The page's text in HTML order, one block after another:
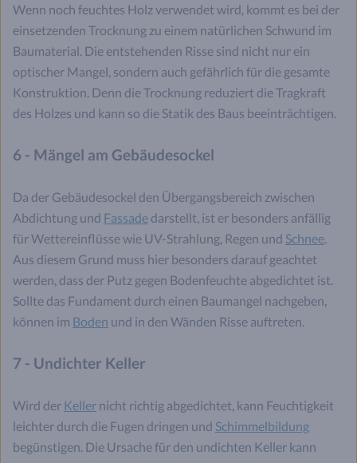
Wenn noch feuchtes Holz verwendet wird, kommt es bei der
einsetzenden Trocknung zu einem natürlichen Schwund im
Baumaterial. Die entstehenden Risse sind nicht nur ein
optischer Mangel, sondern auch gefährlich für die gesamte
Konstruktion. Denn die Trocknung reduziert die Tragkraft
des Holzes und kann so die Statik des Baus beeinträchtigen.
6 - Mängel am Gebäudesockel
Da der Gebäudesockel den Übergangsbereich zwischen
Abdichtung und Fassade darstellt, ist er besonders anfällig
für Wettereinflüsse wie UV-Strahlung, Regen und Schnee.
Aus diesem Grund muss hier besonders darauf geachtet
werden, dass der Putz gegen Bodenfeuchte abgedichtet ist.
Sollte das Fundament durch einen Baumangel nachgeben,
können im Boden und in den Wänden Risse auftreten.
7 - Undichter Keller
Wird der Keller nicht richtig abgedichtet, kann Feuchtigkeit
leichter durch die Fugen dringen und Schimmelbildung
begünstigen. Die Ursache für den undichten Keller kann